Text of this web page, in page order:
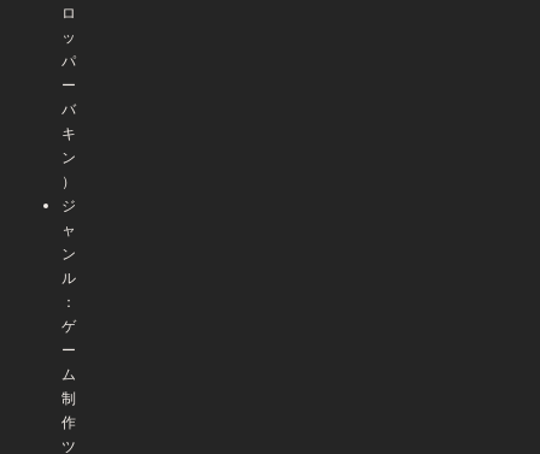
ロ
ッ
パ
ー
バ
キ
ン
）
ジ
ャ
ン
ル
：
ゲ
ー
ム
制
作
ツ